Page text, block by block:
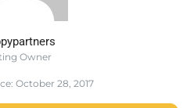
Owner
October 28, 2017